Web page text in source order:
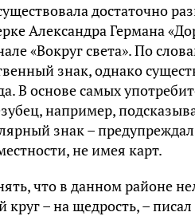
достаточно
Александра Германа
«Вокруг света». По
знак, однако
В основе самых
например,
знак –
не имея карт.
что в данном районе
– на щедрость, –